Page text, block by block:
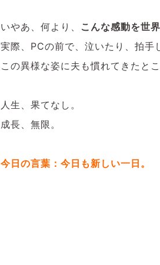
いやあ、何より、 こんな感動を世
実際、PCの前で、泣いたり、拍手
この異様な姿に夫も慣れてきたと
人生、果てなし。
成長、無限。
今日の言葉：今日も新しい一日。